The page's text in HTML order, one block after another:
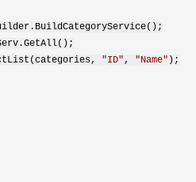
"ID", "Name" );